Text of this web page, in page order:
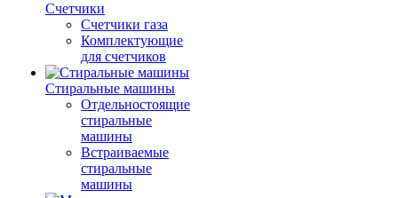
Счетчики
Счетчики газа
Комплектующие
для счетчиков
Стиральные машины
Отдельностоящие
стиральные
машины
Встраиваемые
стиральные
машины